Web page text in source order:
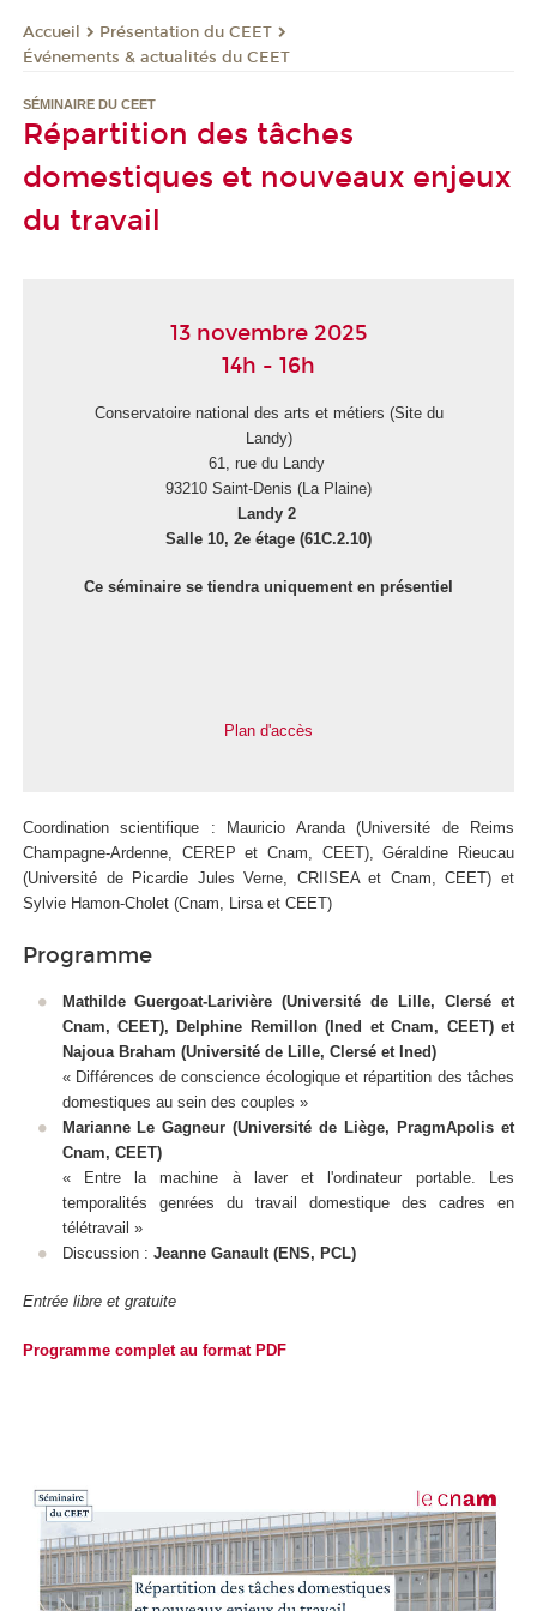
Accueil
Présentation du CEET
Événements & actualités du CEET
SÉMINAIRE DU CEET
Répartition des tâches
domestiques et nouveaux enjeux
du travail
13 novembre 2025
14h - 16h
Conservatoire national des arts et métiers (Site du
Landy)
61, rue du Landy
93210 Saint-Denis (La Plaine)
Landy 2
Salle 10, 2e étage (61C.2.10)
Ce séminaire se tiendra uniquement en présentiel
Plan d'accès
Coordination scientifique : Mauricio Aranda (Université de Reims
Champagne-Ardenne, CEREP et Cnam, CEET), Géraldine Rieucau
(Université de Picardie Jules Verne, CRIISEA et Cnam, CEET) et
Sylvie Hamon-Cholet (Cnam, Lirsa et CEET)
Programme
Mathilde Guergoat-Larivière (Université de Lille, Clersé et
Cnam, CEET), Delphine Remillon (Ined et Cnam, CEET) et
Najoua Braham (Université de Lille, Clersé et Ined)
« Différences de conscience écologique et répartition des tâches
domestiques au sein des couples »
Marianne Le Gagneur (Université de Liège, PragmApolis et
Cnam, CEET)
« Entre la machine à laver et l'ordinateur portable. Les
temporalités genrées du travail domestique des cadres en
télétravail »
Discussion : Jeanne Ganault (ENS, PCL)
Entrée libre et gratuite
Programme complet au format PDF